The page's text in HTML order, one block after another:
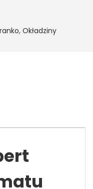
, Okładziny